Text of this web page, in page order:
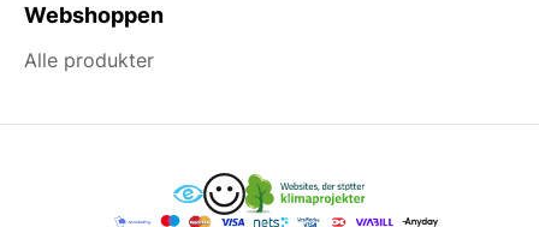
Webshoppen
Alle produkter